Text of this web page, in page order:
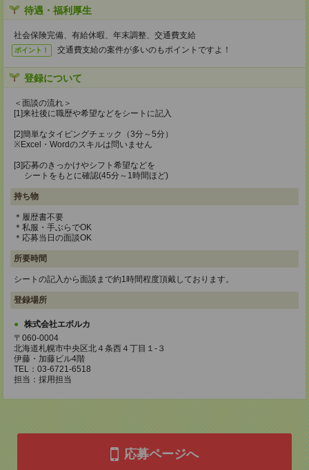
待遇・福利厚生
社会保険完備、有給休暇、年末調整、交通費支給
ポイント！ 交通費支給の案件が多いのもポイントですよ！
登録について
＜面談の流れ＞
[1]来社後に職歴や希望などをシートに記入
[2]簡単なタイピングチェック（3分～5分）
※Excel・Wordのスキルは問いません
[3]応募のきっかけやシフト希望などを
シートをもとに確認(45分～1時間ほど)
持ち物
＊履歴書不要
＊私服・手ぶらでOK
＊応募当日の面談OK
所要時間
シートの記入から面談まで約1時間程度頂戴しております。
登録場所
株式会社エボルカ
〒060-0004
北海道札幌市中央区北４条西４丁目１-３
伊藤・加藤ビル4階
TEL：03-6721-6518
担当：採用担当
応募ページへ